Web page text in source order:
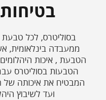
בסוליטרס, לכל טבעת
ממעבדה בינלאומית,
הטבעת , איכות
הטבעות בסוליטרס
המבטיח את איכותה
ועד לשיבוץ